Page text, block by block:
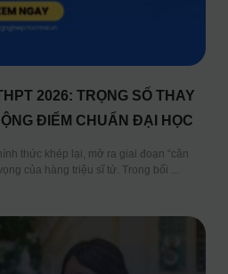
2026: TRỌNG SỐ THAY
ĐIỂM CHUẨN ĐẠI HỌC
thức khép lại, mở ra giai đoạn “cân
của hàng triệu sĩ tử. Trong bối